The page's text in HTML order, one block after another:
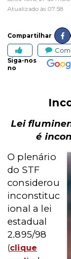
Atualizado às 07:58
Compartilhar
Siga-nos
no
Lei
é
O plenário
do STF
considerou
inconstituc
ional a lei
estadual
2.895/98
(clique